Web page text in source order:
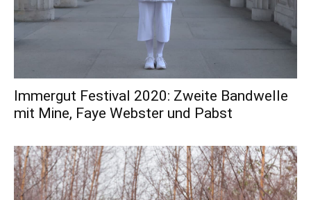
Immergut Festival 2020: Zweite Bandwelle
mit Mine, Faye Webster und Pabst